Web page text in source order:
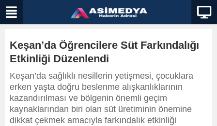
Keşan’da Öğrencilere Süt Farkındalığı
Etkinliği Düzenlendi
Keşan’da sağlıklı nesillerin yetişmesi, çocuklara
erken yaşta doğru beslenme alışkanlıklarının
kazandırılması ve bölgenin önemli geçim
kaynaklarından biri olan süt üretiminin önemine
dikkat çekmek amacıyla farkındalık etkinliği